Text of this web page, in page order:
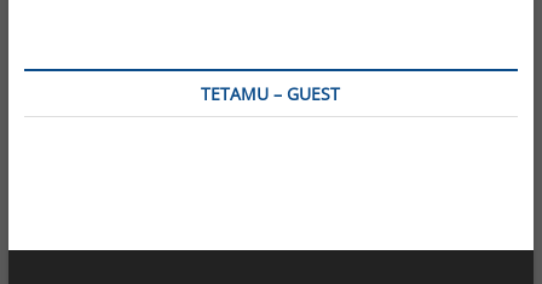
TETAMU – GUEST